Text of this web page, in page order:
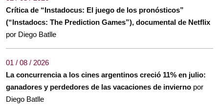
Crítica de “Instadocus: El juego de los pronósticos”
(“Instadocs: The Prediction Games”), documental de Netflix
por Diego Batlle
01 / 08 / 2026
La concurrencia a los cines argentinos creció 11% en julio:
ganadores y perdedores de las vacaciones de invierno por
Diego Batlle